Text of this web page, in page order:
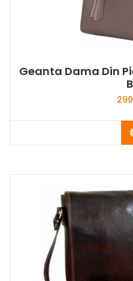
Geanta Dama Din